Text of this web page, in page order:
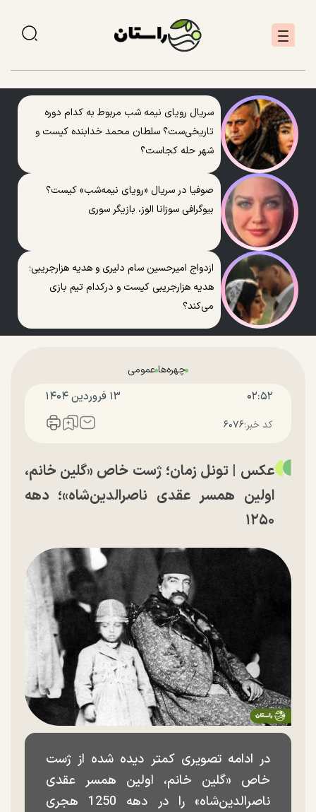
سریال رویای نیمه شب مربوط به کدام دوره
تاریخی‌ست؟ سلطان محمد خدابنده کیست و
شهر حله کجاست؟
صوفیا در سریال «رویای نیمه‌شب» کیست؟
بیوگرافی سوزانا الوز، بازیگر سوری
ازدواج امیرحسین سام دلیری و هدیه هزارجریبی؛
هدیه هزارجریبی کیست و درکدام تیم بازی
می‌کند؟
چهره‌هاعمومی
۰۲:۵۲ ۱۳ فروردين ۱۴۰۴
کد خبر:۶۰۷۶
عکس | تونل زمان؛ ژست خاص «گلین خانم،
اولین همسر عقدی ناصرالدین‌شاه»؛ دهه
۱۲۵۰
در ادامه تصویری کمتر دیده شده از ژست
خاص «گلین خانم، اولین همسر عقدی
ناصرالدین‌شاه» را در دهه 1250 هجری